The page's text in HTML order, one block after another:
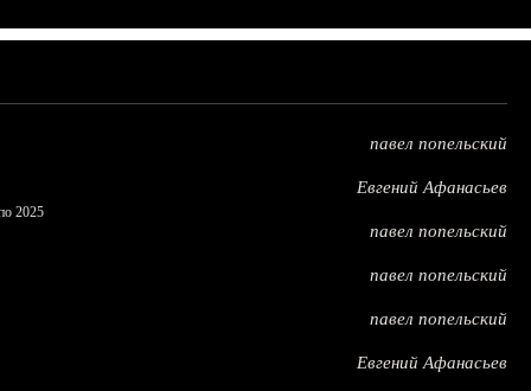
павел попельский
Евгений Афанасьев
2025
павел попельский
павел попельский
павел попельский
Евгений Афанасьев